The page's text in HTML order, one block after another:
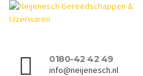
0180-42 42 49
info@neijenesch.nl